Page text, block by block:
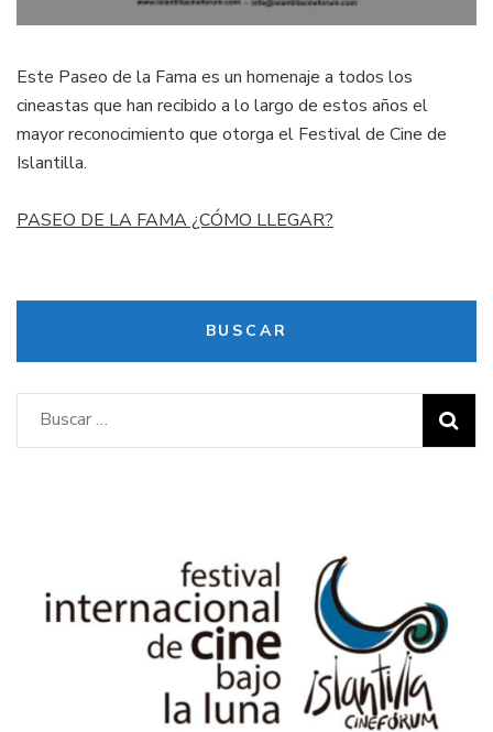
Este Paseo de la Fama es un homenaje a todos los
cineastas que han recibido a lo largo de estos años el
mayor reconocimiento que otorga el Festival de Cine de
Islantilla.
PASEO DE LA FAMA ¿CÓMO LLEGAR?
BUSCAR
Buscar: